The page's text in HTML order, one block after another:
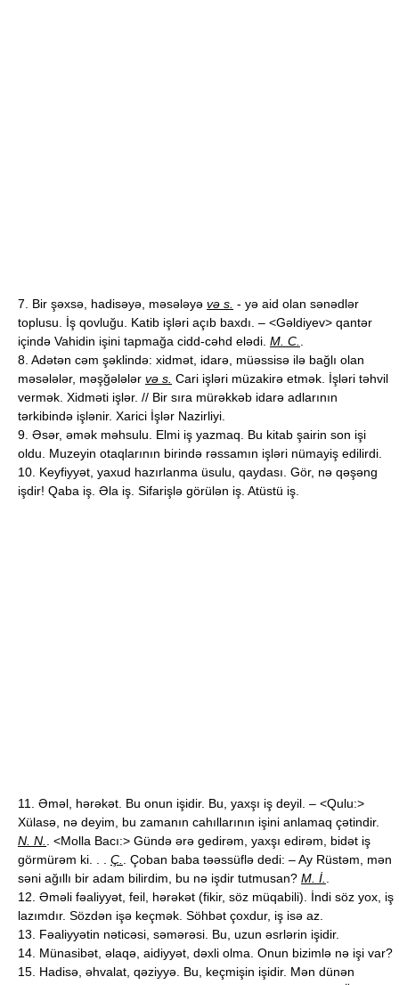
7. Bir şəxsə, hadisəyə, məsələyə və s. - yə aid olan sənədlər
toplusu. İş qovluğu. Katib işləri açıb baxdı. – <Gəldiyev> qantər
içində Vahidin işini tapmağa cidd-cəhd elədi. M. C.
8. Adətən cəm şəklində: xidmət, idarə, müəssisə ilə bağlı olan
məsələlər, məşğələlər və s. Cari işləri müzakirə etmək. İşləri təhvil
vermək. Xidməti işlər. // Bir sıra mürəkkəb idarə adlarının
tərkibində işlənir. Xarici İşlər Nazirliyi.
9. Əsər, əmək məhsulu. Elmi iş yazmaq. Bu kitab şairin son işi
oldu. Muzeyin otaqlarının birində rəssamın işləri nümayiş edilirdi.
10. Keyfiyyət, yaxud hazırlanma üsulu, qaydası. Gör, nə qəşəng
işdir! Qaba iş. Əla iş. Sifarişlə görülən iş. Atüstü iş.
11. Əməl, hərəkət. Bu onun işidir. Bu, yaxşı iş deyil. – <Qulu:>
Xülasə, nə deyim, bu zamanın cahıllarının işini anlamaq çətindir.
N. N.
. <Molla Bacı:> Gündə ərə gedirəm, yaxşı edirəm, bidət iş
görmürəm ki. . . Ç.
. Çoban baba təəssüflə dedi: – Ay Rüstəm, mən
səni ağıllı bir adam bilirdim, bu nə işdir tutmusan? M. İ.
12. Əməli fəaliyyət, feil, hərəkət (fikir, söz müqabili). İndi söz yox, iş
lazımdır. Sözdən işə keçmək. Söhbət çoxdur, iş isə az.
13. Fəaliyyətin nəticəsi, səmərəsi. Bu, uzun əsrlərin işidir.
14. Münasibət, əlaqə, aidiyyət, dəxli olma. Onun bizimlə nə işi var?
15. Hadisə, əhvalat, qəziyyə. Bu, keçmişin işidir. Mən dünən